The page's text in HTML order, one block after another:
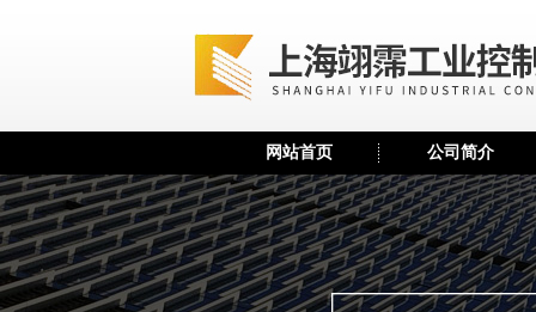
网站首页 公司简介